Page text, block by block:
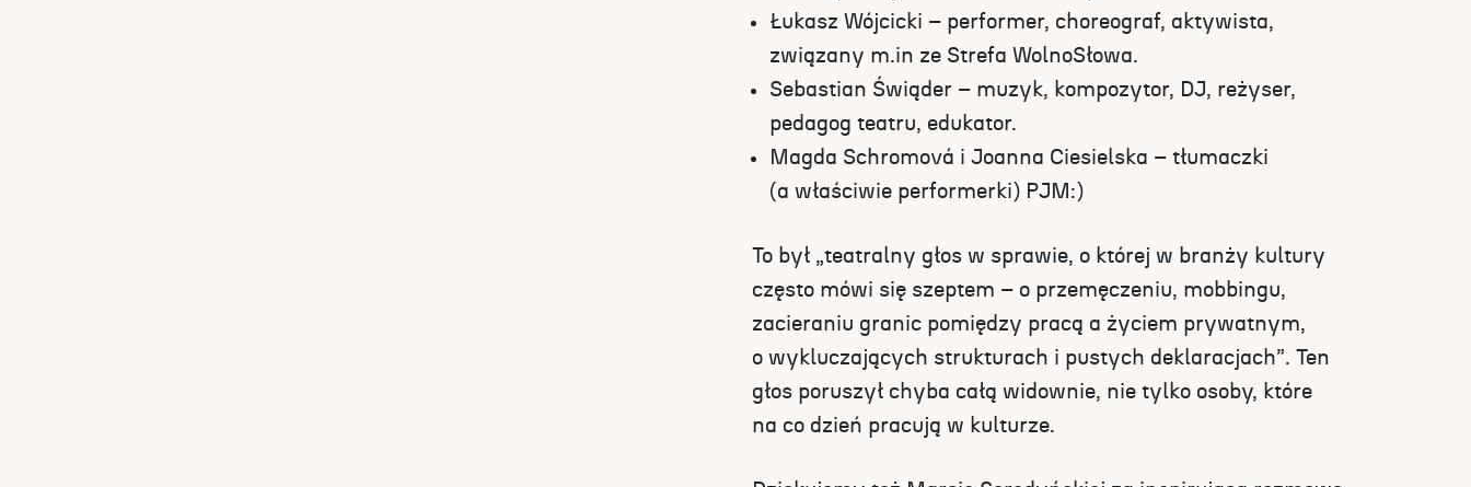
Łukasz Wójcicki – performer, choreograf, aktywista,
związany m.in ze Strefa WolnoSłowa.
Sebastian Świąder – muzyk, kompozytor, DJ, reżyser,
pedagog teatru, edukator.
Magda Schromová i Joanna Ciesielska – tłumaczki
(a właściwie performerki) PJM:)
To był „teatralny głos w sprawie, o której w branży kultury
często mówi się szeptem – o przemęczeniu, mobbingu,
zacieraniu granic pomiędzy pracą a życiem prywatnym,
o wykluczających strukturach i pustych deklaracjach”. Ten
głos poruszył chyba całą widownie, nie tylko osoby, które
na co dzień pracują w kulturze.